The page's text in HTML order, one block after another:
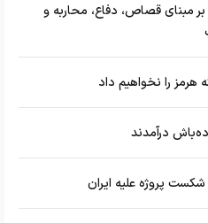
مبنای قصاص، دفاع، محاربه و
هرمز را نخواهیم داد
درآمدند
پروژه علیه ایران